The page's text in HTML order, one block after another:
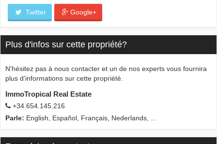
Twitter Google+
Plus d'infos sur cette propriété?
N'hésitez pas à nous contacter et un de nos experts vous fournira
plus d'informations sur cette propriété.
ImmoTropical Real Estate
+34.654.145.216
Parle: English, Español, Français, Nederlands, ...